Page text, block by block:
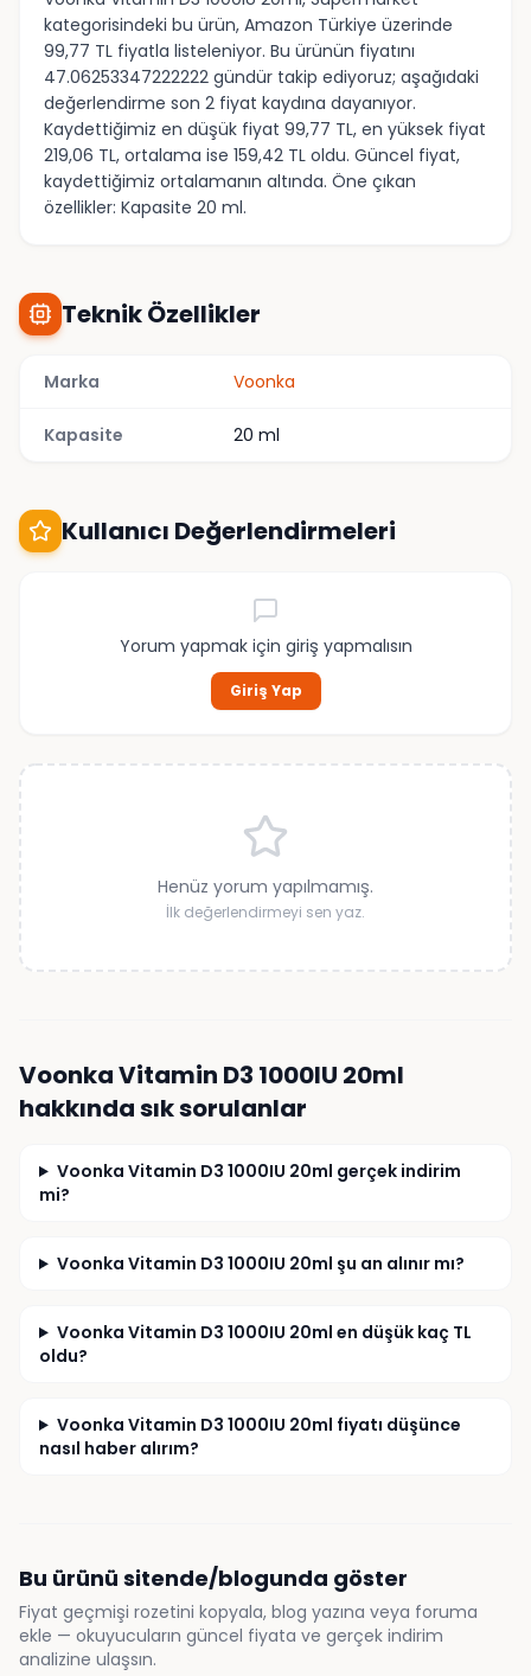
kategorisindeki bu ürün, Amazon Türkiye üzerinde
99,77 TL fiyatla listeleniyor. Bu ürünün fiyatını
47.06253347222222 gündür takip ediyoruz; aşağıdaki
değerlendirme son 2 fiyat kaydına dayanıyor.
Kaydettiğimiz en düşük fiyat 99,77 TL, en yüksek fiyat
219,06 TL, ortalama ise 159,42 TL oldu. Güncel fiyat,
kaydettiğimiz ortalamanın altında. Öne çıkan
özellikler: Kapasite 20 ml.
Teknik Özellikler
Marka Voonka
Kapasite 20 ml
Kullanıcı Değerlendirmeleri
Yorum yapmak için giriş yapmalısın
Giriş Yap
Henüz yorum yapılmamış.
İlk değerlendirmeyi sen yaz.
Voonka Vitamin D3 1000IU 20ml
hakkında sık sorulanlar
Voonka Vitamin D3 1000IU 20ml gerçek indirim
mi?
Voonka Vitamin D3 1000IU 20ml şu an alınır mı?
Voonka Vitamin D3 1000IU 20ml en düşük kaç TL
oldu?
Voonka Vitamin D3 1000IU 20ml fiyatı düşünce
nasıl haber alırım?
Bu ürünü sitende/blogunda göster
Fiyat geçmişi rozetini kopyala, blog yazına veya foruma
ekle — okuyucuların güncel fiyata ve gerçek indirim
analizine ulaşsın.